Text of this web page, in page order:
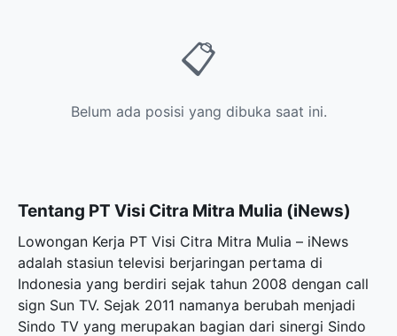
📋
Belum ada posisi yang dibuka saat ini.
Tentang PT Visi Citra Mitra Mulia (iNews)
Lowongan Kerja PT Visi Citra Mitra Mulia – iNews
adalah stasiun televisi berjaringan pertama di
Indonesia yang berdiri sejak tahun 2008 dengan call
sign Sun TV. Sejak 2011 namanya berubah menjadi
Sindo TV yang merupakan bagian dari sinergi Sindo